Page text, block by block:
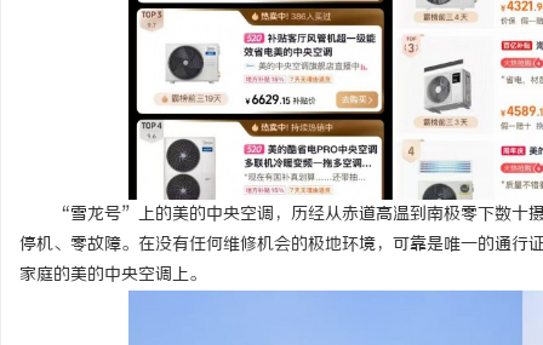
“雪龙号”上的美的中央空调，历经从赤道高温到南极零下数十
停机、零故障。在没有任何维修机会的极地环境，可靠是唯一的通
家庭的美的中央空调上。